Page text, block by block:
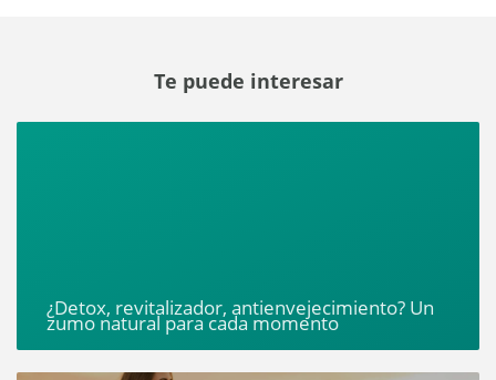
Te puede interesar
¿Detox, revitalizador, antienvejecimiento? Un
zumo natural para cada momento